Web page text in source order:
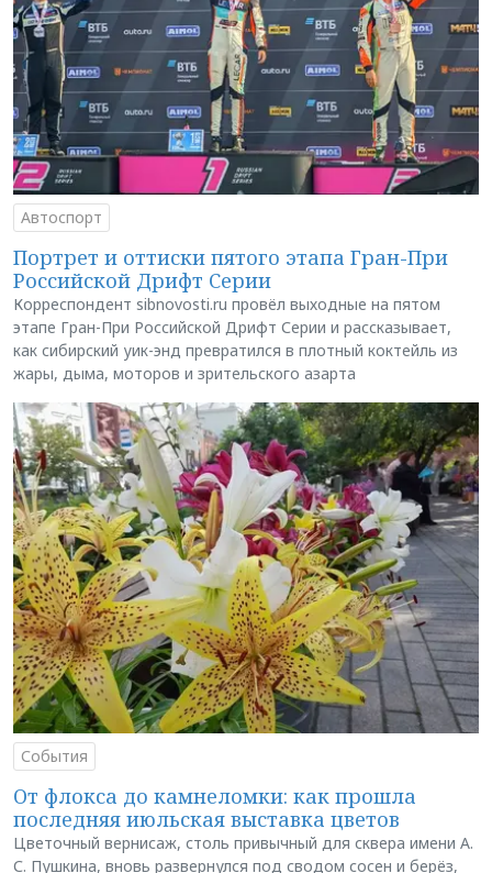
Автоспорт
Портрет и оттиски пятого этапа Гран-При
Российской Дрифт Серии
Корреспондент sibnovosti.ru провёл выходные на пятом
этапе Гран-При Российской Дрифт Серии и рассказывает,
как сибирский уик-энд превратился в плотный коктейль из
жары, дыма, моторов и зрительского азарта
События
От флокса до камнеломки: как прошла
последняя июльская выставка цветов
Цветочный вернисаж, столь привычный для сквера имени А.
С. Пушкина, вновь развернулся под сводом сосен и берёз,